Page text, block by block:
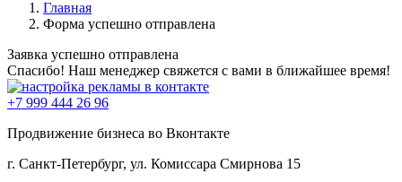
Главная
Форма успешно отправлена
Заявка успешно отправлена
Спасибо! Наш менеджер свяжется с вами в ближайшее время!
+7 999 444 26 96
Продвижение бизнеса во Вконтакте
г. Санкт-Петербург, ул. Комиссара Смирнова 15